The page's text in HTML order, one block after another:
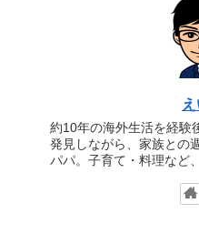
約10年の海外生活を経験
発見しながら、家族との
パパ。子育て・料理など